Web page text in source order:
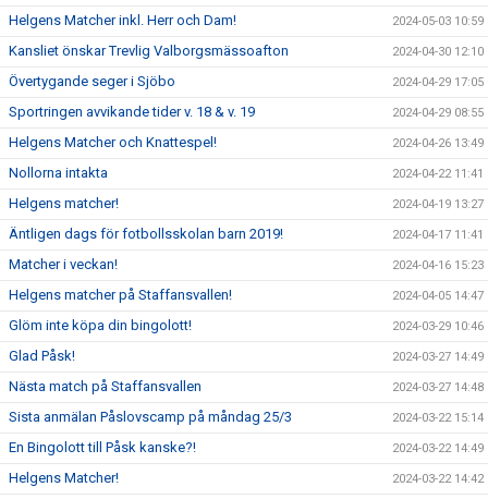
Helgens Matcher inkl. Herr och Dam! 2024-05-03 10:59
Kansliet önskar Trevlig Valborgsmässoafton 2024-04-30 12:10
Övertygande seger i Sjöbo 2024-04-29 17:05
Sportringen avvikande tider v. 18 & v. 19 2024-04-29 08:55
Helgens Matcher och Knattespel! 2024-04-26 13:49
Nollorna intakta 2024-04-22 11:41
Helgens matcher! 2024-04-19 13:27
Äntligen dags för fotbollsskolan barn 2019! 2024-04-17 11:41
Matcher i veckan! 2024-04-16 15:23
Helgens matcher på Staffansvallen! 2024-04-05 14:47
Glöm inte köpa din bingolott! 2024-03-29 10:46
Glad Påsk! 2024-03-27 14:49
Nästa match på Staffansvallen 2024-03-27 14:48
Sista anmälan Påslovscamp på måndag 25/3 2024-03-22 15:14
En Bingolott till Påsk kanske?! 2024-03-22 14:49
Helgens Matcher! 2024-03-22 14:42